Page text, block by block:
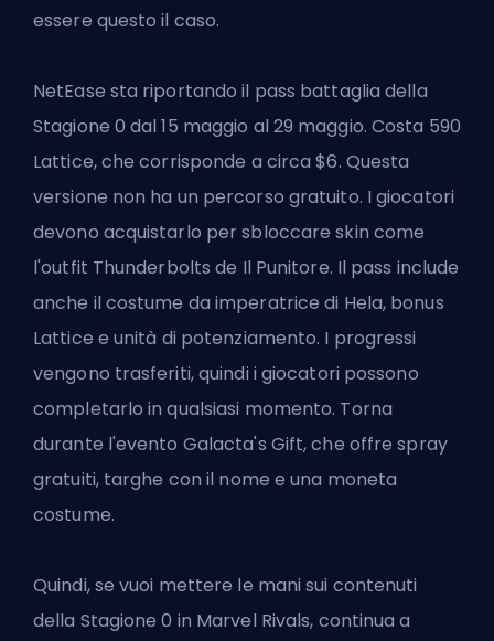
essere questo il caso.
NetEase sta riportando il pass battaglia della
Stagione 0 dal 15 maggio al 29 maggio. Costa 590
Lattice, che corrisponde a circa $6. Questa
versione non ha un percorso gratuito. I giocatori
devono acquistarlo per sbloccareskin come
l'outfit Thunderbolts de Il Punitore. Il pass include
anche il costume da imperatrice di Hela, bonus
Lattice e unità di potenziamento. I progressi
vengono trasferiti, quindi i giocatori possono
completarlo in qualsiasi momento. Torna
durante l'evento Galacta's Gift, che offre spray
gratuiti, targhe con il nome e una moneta
costume.
Quindi, se vuoi mettere le mani sui contenuti
della Stagione 0 in Marvel Rivals, continua a